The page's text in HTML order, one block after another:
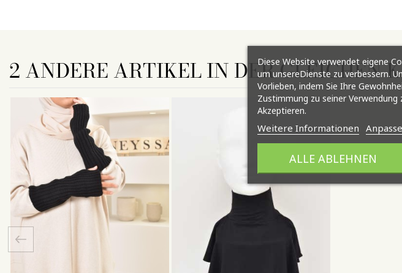
2 ANDERE ARTIKEL IN DER GLEICHEN
Diese Website verwendet eigene
um unsereDienste zu verbessern.
Vorlieben, indem Sie Ihre
Zustimmung zu seiner Verwendung
Akzeptieren.
Weitere Informationen
ALLE ABLEHNEN